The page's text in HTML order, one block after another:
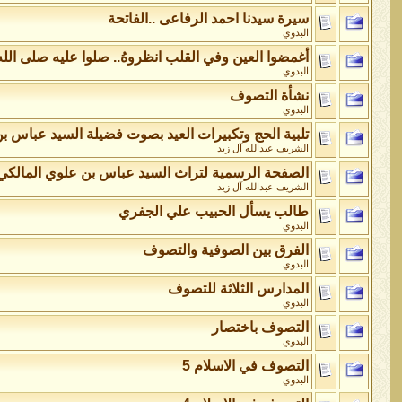
سيرة سيدنا احمد الرفاعى ..الفاتحة
البدوي
أغمضوا العين وفي القلب انظروهُ.. صلوا عليه صلى
البدوي
نشأة التصوف
البدوي
تلبية الحج وتكبيرات العيد بصوت فضيلة السيد
الشريف عبدالله آل زيد
الصفحة الرسمية لتراث السيد عباس بن علوي
الشريف عبدالله آل زيد
طالب يسأل الحبيب علي الجفري
البدوي
الفرق بين الصوفية والتصوف
البدوي
المدارس الثلاثة للتصوف
البدوي
التصوف باختصار
البدوي
التصوف في الاسلام 5
البدوي